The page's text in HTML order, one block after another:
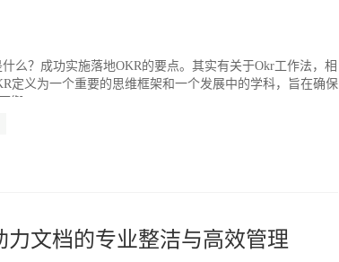
么？成功实施落地OKR的要点。其实有关于Okr工作法，相
定义为一个重要的思维框架和一个发展中的学科，旨在确保
力文档的专业整洁与高效管理